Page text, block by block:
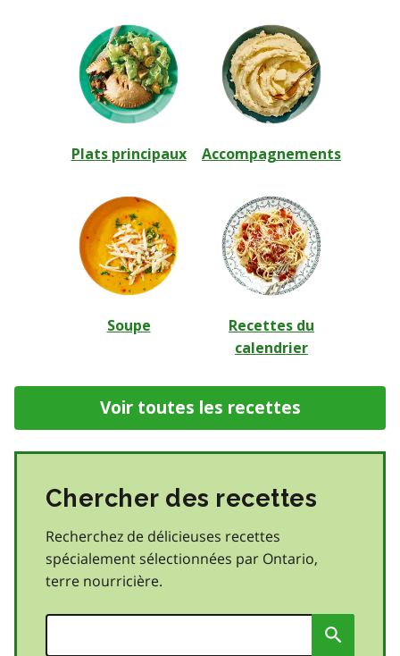
Plats principaux Accompagnements
Soupe
Recettes du
calendrier
Voir toutes les recettes
Chercher des recettes
Recherchez de délicieuses recettes
spécialement sélectionnées par Ontario,
terre nourricière.